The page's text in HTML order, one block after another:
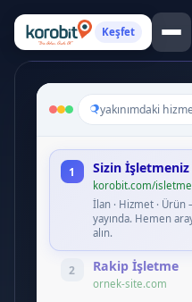
Keşfet
yakınımdaki
1 Sizin İşletmeniz
korobit.com/
İlan · Hizmet ·
yayında. Hemen
alın.
2 Rakip İşletme
ornek-site.com